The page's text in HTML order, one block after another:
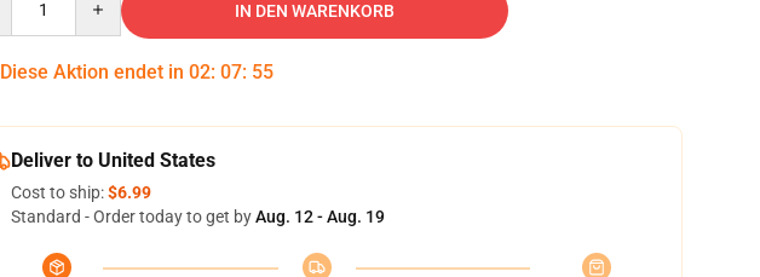
IN DEN WARENKORB
Diese Aktion endet in 02: 07: 54
Deliver to United States
Cost to ship:$6.99
Standard - Order today to get byAug. 12 - Aug. 19